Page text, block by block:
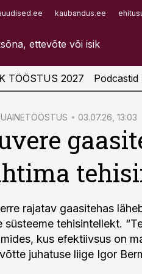
kaubandus.ee
Infopank
TÖÖSTUS 2027 Podcastid
03.07.26, 13:03
rajatav gaasitehas
süsteeme tehisintellekt.
kus efektiivsus on
juhatuse liige Igor